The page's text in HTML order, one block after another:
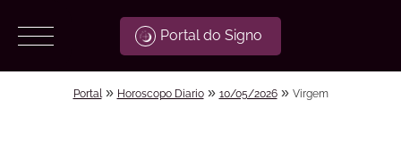
Portal do Signo
Portal » Horoscopo Diario» 10/05/2026» Virgem